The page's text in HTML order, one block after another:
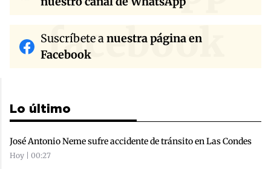
facebook
Suscríbete anuestra página en
Facebook
Lo último
José Antonio Neme sufre accidente de tránsito en Las Condes
Hoy | 00:27